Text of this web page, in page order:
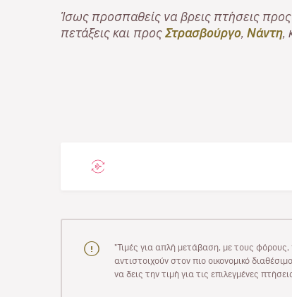
Ίσως προσπαθείς να βρεις πτήσεις προς
πετάξεις και προς Στρασβούργο Νάντη ,
"Τιμές για απλή μετάβαση, με τους φόρους,
αντιστοιχούν στον πιο οικονομικό
να δεις την τιμή για τις επιλεγμένες